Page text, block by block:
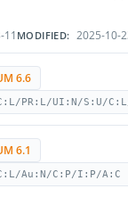
11 MODIFIED: 2025-10-
6.6
PR:L/UI:N/S:U/
6.1
Au:N/C:P/I:P/A:C